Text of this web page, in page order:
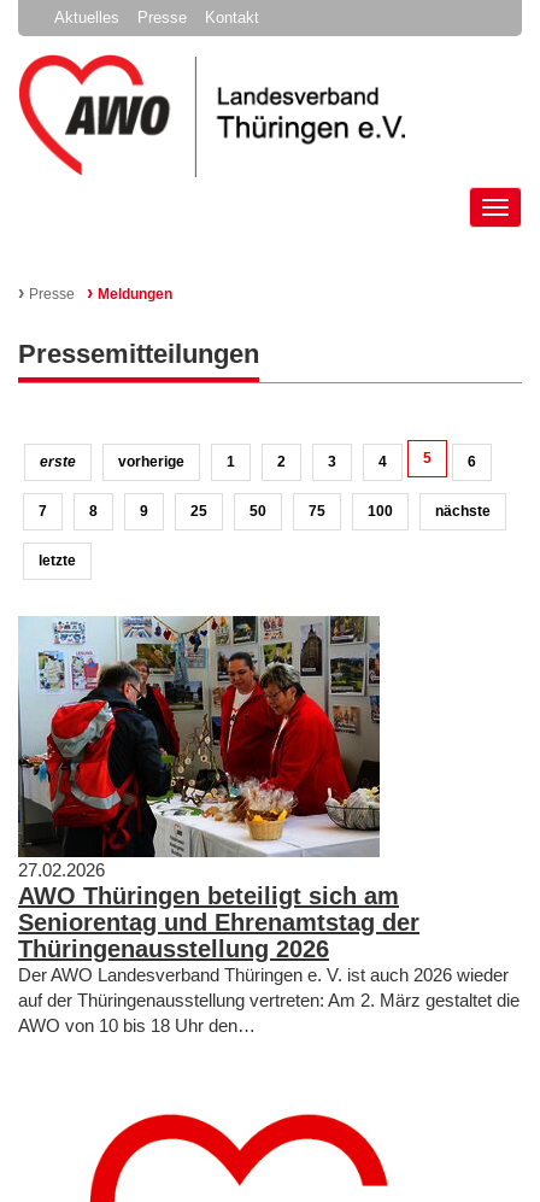
Aktuelles Presse Kontakt
› Presse › Meldungen
Pressemitteilungen
erste vorherige 1 2 3 4 5 6
7 8 9 25 50 75 100 nächste
letzte
27.02.2026
AWO Thüringen beteiligt sich am
Seniorentag und Ehrenamtstag der
Thüringenausstellung 2026
Der AWO Landesverband Thüringen e. V. ist auch 2026 wieder
auf der Thüringenausstellung vertreten: Am 2. März gestaltet die
AWO von 10 bis 18 Uhr den…